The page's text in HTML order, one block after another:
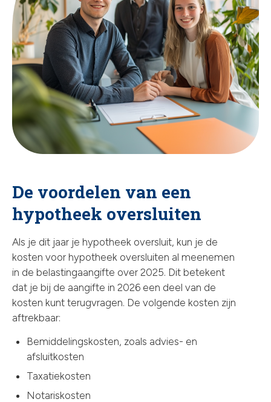
De voordelen van een
hypotheek oversluiten
Als je dit jaar je hypotheek oversluit, kun je de
kosten voor hypotheek oversluiten al meenemen
in de belastingaangifte over 2025. Dit betekent
dat je bij de aangifte in 2026 een deel van de
kosten kunt terugvragen. De volgende kosten zijn
aftrekbaar:
Bemiddelingskosten, zoals advies- en
afsluitkosten
Taxatiekosten
Notariskosten